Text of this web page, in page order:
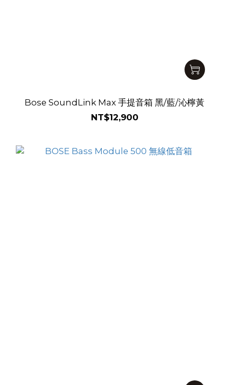
Bose SoundLink Max 手提音箱 黑/藍/沁檸黃
NT$12,900